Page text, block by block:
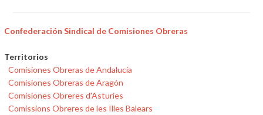
Confederación Sindical de Comisiones Obreras
Territorios
Comisiones Obreras de Andalucía
Comisiones Obreras de Aragón
Comisiones Obreres d'Asturies
Comissions Obreres de les Illes Balears